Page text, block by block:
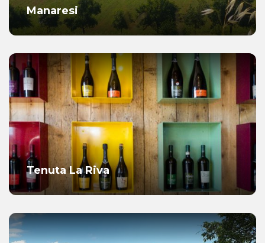
Manaresi
Tenuta La Riva